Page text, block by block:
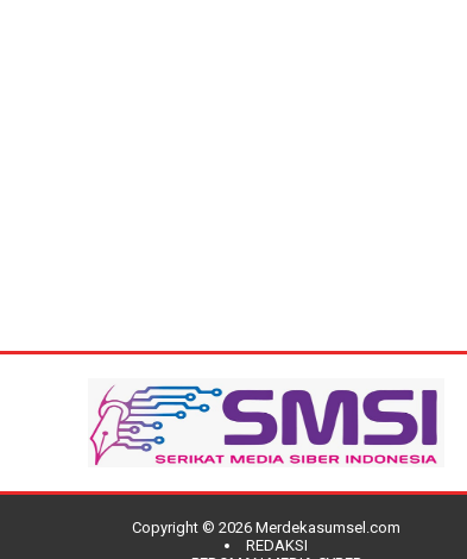
Copyright © 2026 Merdekasumsel.com
REDAKSI